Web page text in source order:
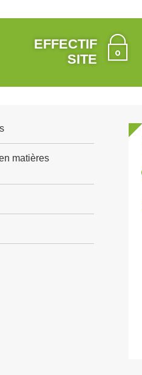
EFFECTIF
SITE
matières